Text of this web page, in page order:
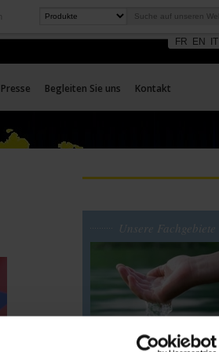
FR EN IT
Presse Begleiten Sie uns
Kontakt
Unsere Fachgebiete